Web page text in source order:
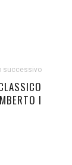
successivo
I